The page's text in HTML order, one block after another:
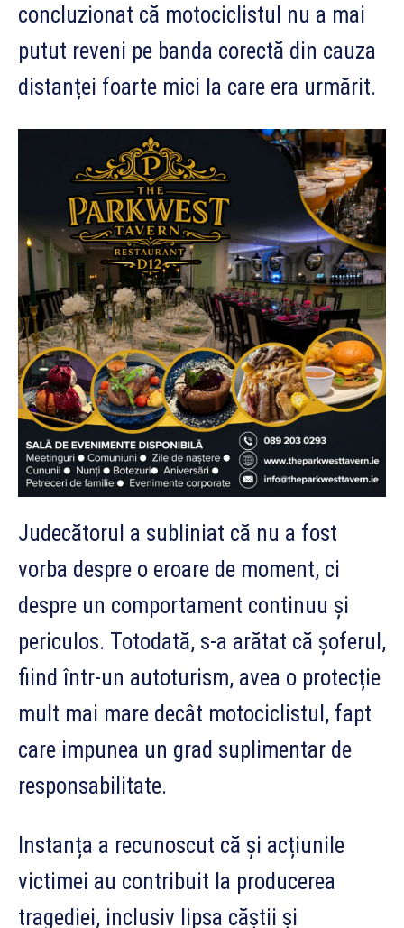
concluzionat că motociclistul nu a mai
putut reveni pe banda corectă din cauza
distanței foarte mici la care era urmărit.
Judecătorul a subliniat că nu a fost
vorba despre o eroare de moment, ci
despre un comportament continuu și
periculos. Totodată, s-a arătat că șoferul,
fiind într-un autoturism, avea o protecție
mult mai mare decât motociclistul, fapt
care impunea un grad suplimentar de
responsabilitate.
Instanța a recunoscut că și acțiunile
victimei au contribuit la producerea
tragediei, inclusiv lipsa căștii și